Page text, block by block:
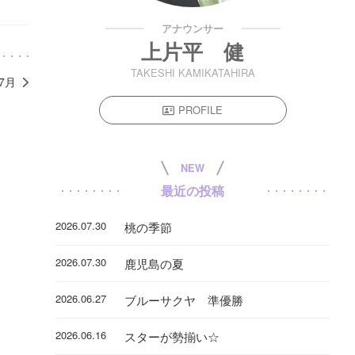
月
アナウンサー
上片平 健
TAKESHI KAMIKATAHIRA
PROFILE
NEW
最近の投稿
2026.07.30 桃の季節
2026.07.30 鹿児島の夏
2026.06.27 ブルーサクヤ 準優勝
2026.06.16 スターが勢揃い☆